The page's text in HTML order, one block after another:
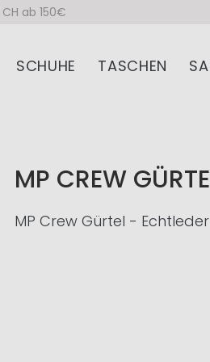
ab 150€
SCHUHE TASCHEN
MP CREW
MP Crew Gürtel -